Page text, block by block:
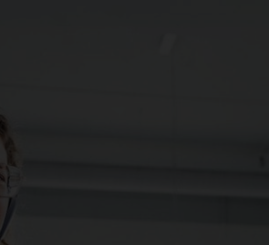
Stelle aus einer vielfältigen
Auswahl hochwertiger
Produkte deine ideale PV-
Anlage zusammen.